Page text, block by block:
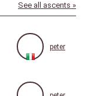
See all ascents »
peter